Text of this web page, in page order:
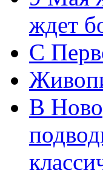
ждет
C
В